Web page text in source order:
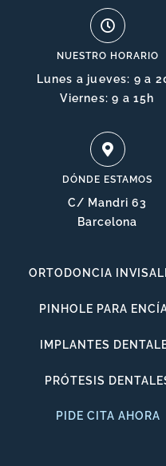
NUESTRO HORARIO
Lunes a jueves: 9 a
Viernes: 9 a 15h
DÓNDE ESTAMOS
C/ Mandri 63
Barcelona
ORTODONCIA
PINHOLE PARA
IMPLANTES
PRÓTESIS
PIDE CITA AHORA